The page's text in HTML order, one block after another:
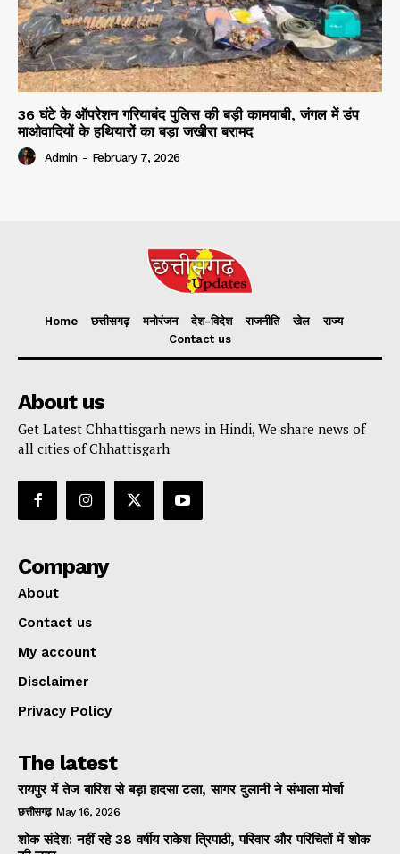
36 घंटे के ऑपरेशन गरियाबंद पुलिस की बड़ी कामयाबी, जंगल में डंप
माओवादियों के हथियारों का बड़ा जखीरा बरामद
Admin - February 7, 2026
Home छत्तीसगढ़ मनोरंजन देश-विदेश राजनीति खेल
राज्य
Contact us
About us
Get Latest Chhattisgarh news in Hindi, We share news of
all cities of Chhattisgarh
Company
About
Contact us
My account
Disclaimer
Privacy Policy
The latest
रायपुर में तेज बारिश से बड़ा हादसा टला, सागर दुलानी ने संभाला मोर्चा
छत्तीसगढ़ May 16, 2026
शोक संदेश: नहीं रहे 38 वर्षीय राकेश त्रिपाठी, परिवार और परिचितों में शोक